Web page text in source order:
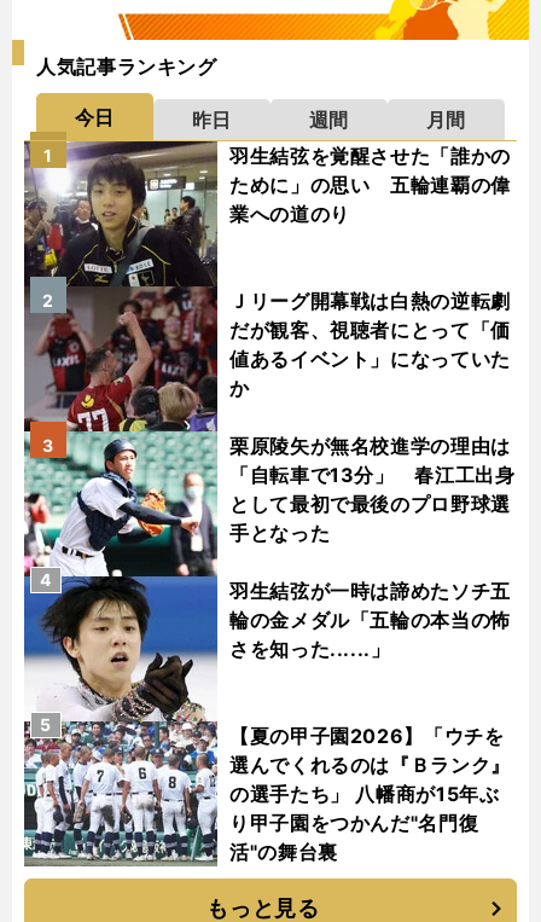
人気記事ランキング
今日 昨日 週間
月間
羽生結弦を覚醒させた「誰かの
ために」の思い 五輪連覇の偉
業への道のり
1
Ｊリーグ開幕戦は白熱の逆転劇
だが観客、視聴者にとって「価
値あるイベント」になっていた
か
2
栗原陵矢が無名校進学の理由は
「自転車で13分」 春江工出身
として最初で最後のプロ野球選
手となった
3
羽生結弦が一時は諦めたソチ五
輪の金メダル「五輪の本当の怖
さを知った......」
4
【夏の甲子園2026】「ウチを
選んでくれるのは『Ｂランク』
の選手たち」 八幡商が15年ぶ
り甲子園をつかんだ"名門復
活"の舞台裏
5
もっと見る